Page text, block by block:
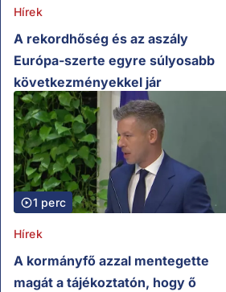
Hírek
A rekordhőség és az aszály
Európa-szerte egyre súlyosabb
következményekkel jár
1 perc
Hírek
A kormányfő azzal mentegette
magát a tájékoztatón, hogy ő